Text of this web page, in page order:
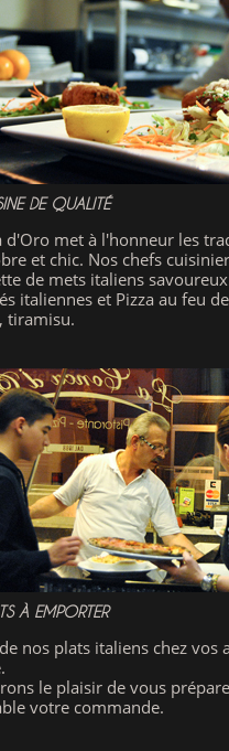
DE QUALITÉ
d'Oro met à l'honneur les
et chic. Nos chefs
de mets italiens
italiennes et Pizza au feu
tiramisu.
À EMPORTER
nos plats italiens chez vos
le plaisir de vous
votre commande.